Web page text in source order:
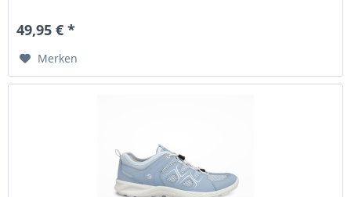
49,95 € *
Merken